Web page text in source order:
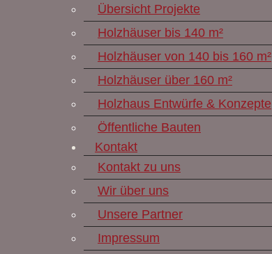
Übersicht Projekte
Holzhäuser bis 140 m²
Holzhäuser von 140 bis 160 m²
Holzhäuser über 160 m²
Holzhaus Entwürfe & Konzepte
Öffentliche Bauten
Kontakt
Kontakt zu uns
Wir über uns
Unsere Partner
Impressum